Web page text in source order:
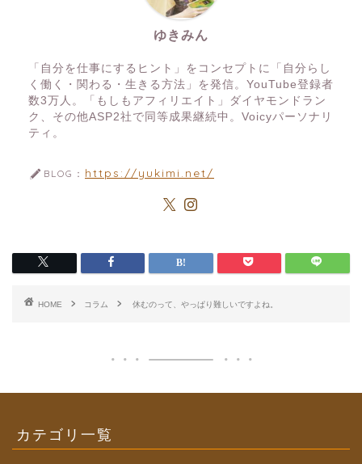
ゆきみん
「自分を仕事にするヒント」をコンセプトに「自分らし
く働く・関わる・生きる方法」を発信。YouTube登録者
数3万人。「もしもアフィリエイト」ダイヤモンドラン
ク、その他ASP2社で同等成果継続中。Voicyパーソナリ
ティ。
BLOG： https://yukimi.net/
HOME コラム 休むのって、やっぱり難しいですよね。
カテゴリ一覧